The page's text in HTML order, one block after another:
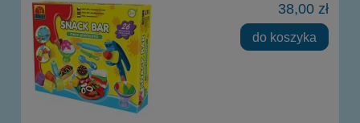
38,00 zł
do koszyka